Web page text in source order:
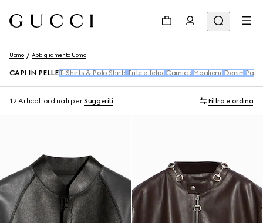
Uomo Abbigliamento Uomo
CAPI IN PELLE T-Shirts & Polo Shirts Tute e felpe CamicieMaglieria Denim
12 Articoli ordinati perSuggeriti Filtra e ordina